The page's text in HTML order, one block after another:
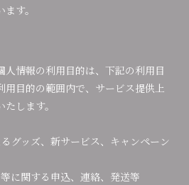
す。
人情報の利用目的は、下記の利用目
用目的の範囲内で、サービス提供上
します。
グッズ、新サービス、キャンペーン
に関する申込、連絡、発送等